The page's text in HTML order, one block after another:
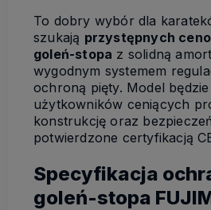
To dobry wybór dla
szukają przystępnych
goleń-stopa z solidną
wygodnym systemem
ochroną pięty. Model
użytkowników ceniących
konstrukcję oraz
potwierdzone certyfikacją
Specyfikacja
goleń-stopa